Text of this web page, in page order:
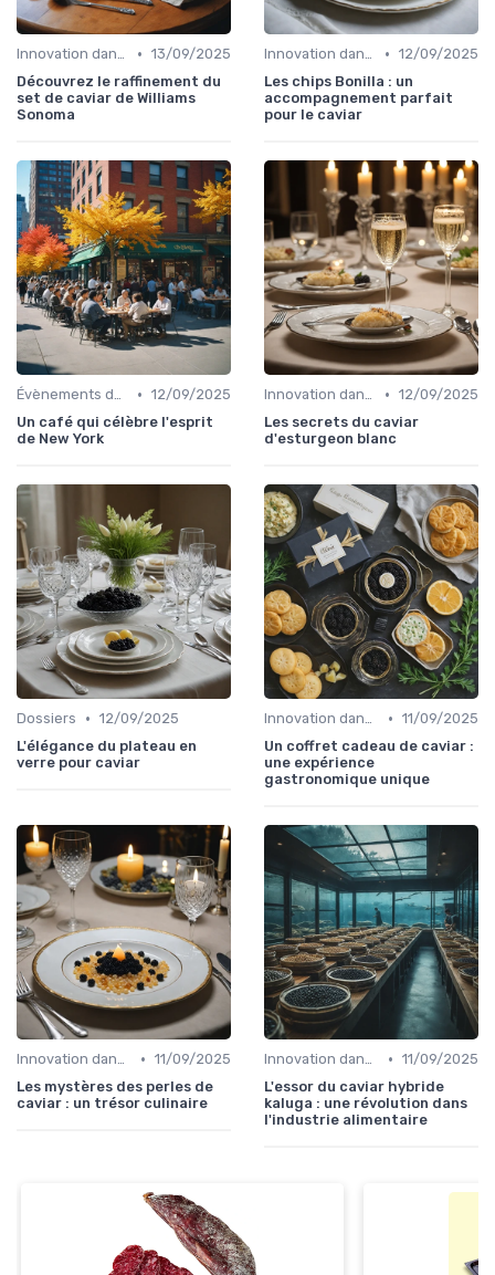
Innovation dans la food • 13/09/2025
Découvrez le raffinement du
set de caviar de Williams
Sonoma
Innovation dans la food • 12/09/2025
Les chips Bonilla : un
accompagnement parfait
pour le caviar
Évènements dans la food • 12/09/2025
Un café qui célèbre l'esprit
de New York
Innovation dans la food • 12/09/2025
Les secrets du caviar
d'esturgeon blanc
Dossiers • 12/09/2025
L'élégance du plateau en
verre pour caviar
Innovation dans la food • 11/09/2025
Un coffret cadeau de caviar :
une expérience
gastronomique unique
Innovation dans la food • 11/09/2025
Les mystères des perles de
caviar : un trésor culinaire
Innovation dans la food • 11/09/2025
L'essor du caviar hybride
kaluga : une révolution dans
l'industrie alimentaire